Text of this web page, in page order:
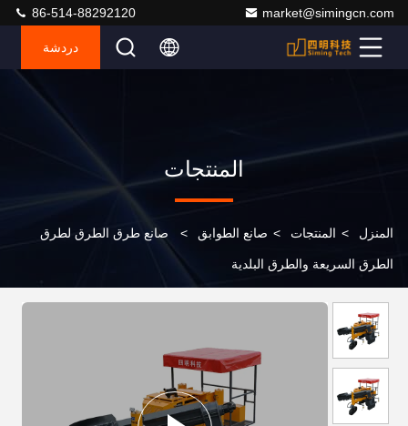
market@simingcn.com
86-514-88292120
دردشة
المنتجات
المنزل > المنتجات > صانع الطوابق > صانع طرق الطرق لطرق
الطرق السريعة والطرق البلدية